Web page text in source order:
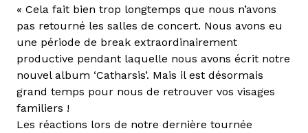
« Cela fait bien trop longtemps que nous n’avons
pas retourné les salles de concert. Nous avons eu
une période de break extraordinairement
productive pendant laquelle nous avons écrit notre
nouvel album ‘Catharsis’. Mais il est désormais
grand temps pour nous de retrouver vos visages
familiers !
Les réactions lors de notre dernière tournée